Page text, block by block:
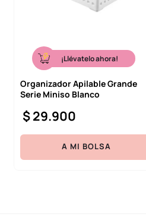
¡Llévatelo ahora!
Organizador Apilable Grande
Serie Miniso Blanco
$29.900
A MI BOLSA